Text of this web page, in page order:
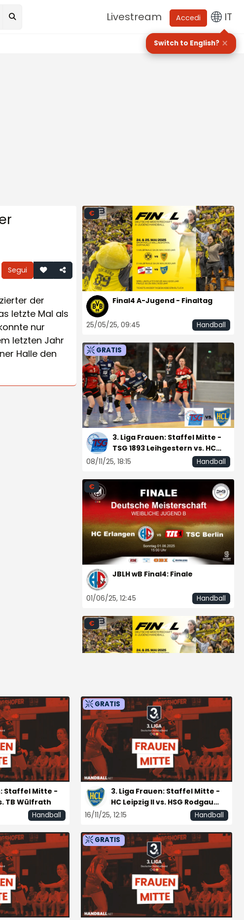
Livestream Accedi IT
Switch to English? ×
Segui
der
letzte Mal als
nur
letzten Jahr
Halle den
€
Final4 A-Jugend - Finaltag
25/05/25, 09:45 Handball
GRATIS
3. Liga Frauen: Staffel Mitte -
TSG 1893 Leihgestern vs. HC
Leipzig II
08/11/25, 18:15 Handball
€
JBLH wB Final4: Finale
01/06/25, 12:45 Handball
€
Final4 A-Jugend - Halbfinaltag
24/05/25, 10:45 Handball
GRATIS
JBLH wB Vorrunde 3: HSG
Blomberg-Lippe vs. HC Leipzig
27/09/25, 13:30
Handball
GRATIS
Staffel Mitte -
TB Wülfrath
Handball
GRATIS
3. Liga Frauen: Staffel Mitte -
HC Leipzig II vs. HSG Rodgau
Nieder-Roden
16/11/25, 12:15 Handball
GRATIS